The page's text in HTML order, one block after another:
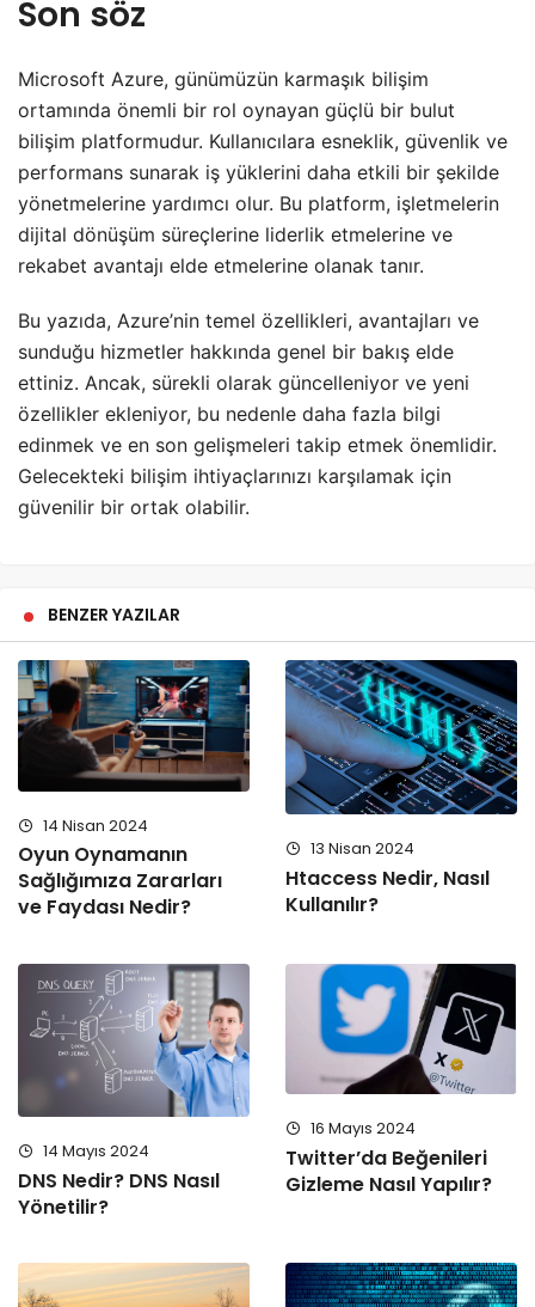
Son söz
Microsoft Azure, günümüzün karmaşık bilişim
ortamında önemli bir rol oynayan güçlü bir bulut
bilişim platformudur. Kullanıcılara esneklik, güvenlik ve
performans sunarak iş yüklerini daha etkili bir şekilde
yönetmelerine yardımcı olur. Bu platform, işletmelerin
dijital dönüşüm süreçlerine liderlik etmelerine ve
rekabet avantajı elde etmelerine olanak tanır.
Bu yazıda, Azure’nin temel özellikleri, avantajları ve
sunduğu hizmetler hakkında genel bir bakış elde
ettiniz. Ancak, sürekli olarak güncelleniyor ve yeni
özellikler ekleniyor, bu nedenle daha fazla bilgi
edinmek ve en son gelişmeleri takip etmek önemlidir.
Gelecekteki bilişim ihtiyaçlarınızı karşılamak için
güvenilir bir ortak olabilir.
BENZER YAZILAR
14 Nisan 2024
Oyun Oynamanın
Sağlığımıza Zararları
ve Faydası Nedir?
13 Nisan 2024
Htaccess Nedir, Nasıl
Kullanılır?
14 Mayıs 2024
DNS Nedir? DNS Nasıl
Yönetilir?
16 Mayıs 2024
Twitter’da Beğenileri
Gizleme Nasıl Yapılır?